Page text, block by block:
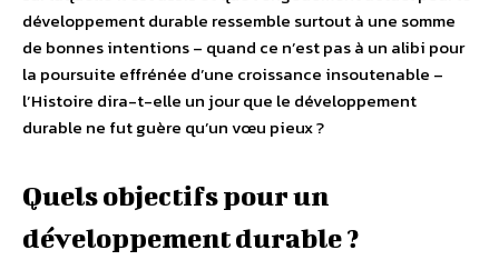
développement durable ressemble surtout à une somme
de bonnes intentions – quand ce n’est pas à un alibi pour
la poursuite effrénée d’une croissance insoutenable –
l’Histoire dira-t-elle un jour que le développement
durable ne fut guère qu’un vœu pieux ?
Quels objectifs pour un
développement durable ?